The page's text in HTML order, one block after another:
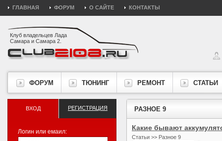
ГЛАВНАЯ ФОРУМ О САЙТЕ КОНТАКТЫ
Клуб владельцев Лада
Самара и Самара 2.
ФОРУМ ТЮНИНГ РЕМОНТ СТАТЬИ
РАЗНОЕ 9
Какие бывают
Статьи >> Разное 9
ВХОД РЕГИСТРАЦИЯ
Логин или емаил: